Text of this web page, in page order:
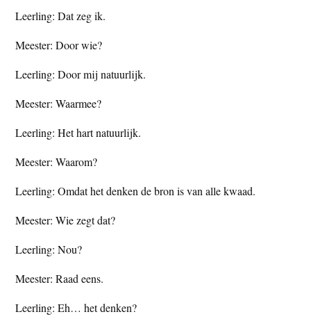
Leerling: Dat zeg ik.
Meester: Door wie?
Leerling: Door mij natuurlijk.
Meester: Waarmee?
Leerling: Het hart natuurlijk.
Meester: Waarom?
Leerling: Omdat het denken de bron is van alle kwaad.
Meester: Wie zegt dat?
Leerling: Nou?
Meester: Raad eens.
Leerling: Eh… het denken?